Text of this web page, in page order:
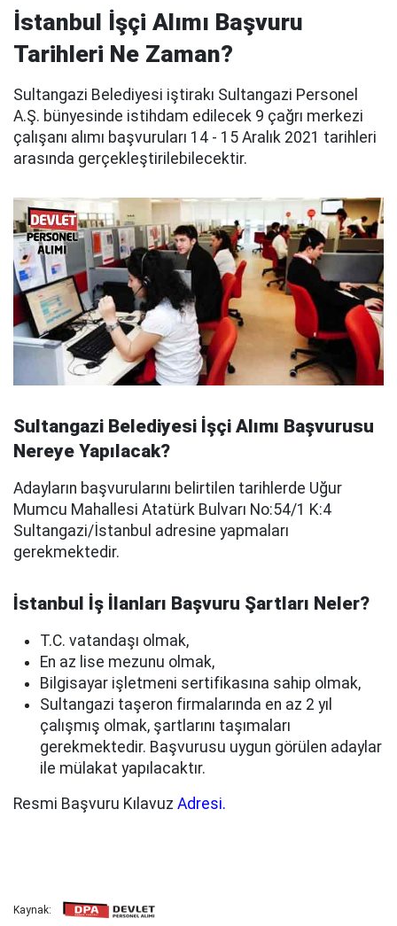
İstanbul İşçi Alımı Başvuru
Tarihleri Ne Zaman?
Sultangazi Belediyesi iştirakı Sultangazi Personel
A.Ş. bünyesinde istihdam edilecek 9 çağrı merkezi
çalışanı alımı başvuruları 14 - 15 Aralık 2021 tarihleri
arasında gerçekleştirilebilecektir.
Sultangazi Belediyesi İşçi Alımı Başvurusu
Nereye Yapılacak?
Adayların başvurularını belirtilen tarihlerde Uğur
Mumcu Mahallesi Atatürk Bulvarı No:54/1 K:4
Sultangazi/İstanbul adresine yapmaları
gerekmektedir.
İstanbul İş İlanları Başvuru Şartları Neler?
T.C. vatandaşı olmak,
En az lise mezunu olmak,
Bilgisayar işletmeni sertifikasına sahip olmak,
Sultangazi taşeron firmalarında en az 2 yıl
çalışmış olmak, şartlarını taşımaları
gerekmektedir. Başvurusu uygun görülen adaylar
ile mülakat yapılacaktır.
Resmi Başvuru Kılavuz Adresi.
Kaynak: